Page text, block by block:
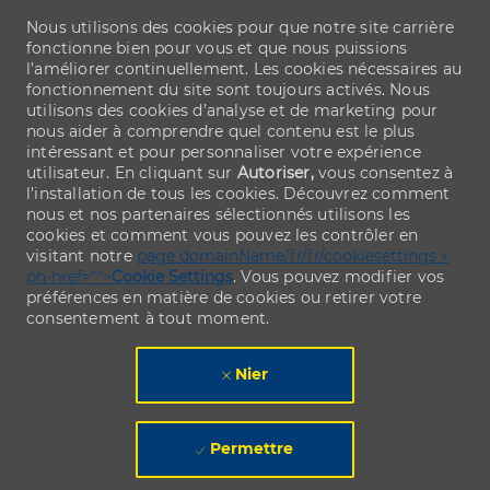
Nous utilisons des cookies pour que notre site carrière
fonctionne bien pour vous et que nous puissions
l’améliorer continuellement. Les cookies nécessaires au
fonctionnement du site sont toujours activés. Nous
utilisons des cookies d’analyse et de marketing pour
nous aider à comprendre quel contenu est le plus
intéressant et pour personnaliser votre expérience
utilisateur. En cliquant sur Autoriser,vous consentez à
l’installation de tous les cookies. Découvrez comment
nous et nos partenaires sélectionnés utilisons les
cookies et comment vous pouvez les contrôler en
visitant notre page domainName/fr/fr/cookiesettings »
ph-href="">Cookie Settings. Vous pouvez modifier vos
préférences en matière de cookies ou retirer votre
consentement à tout moment.
Nier
Permettre